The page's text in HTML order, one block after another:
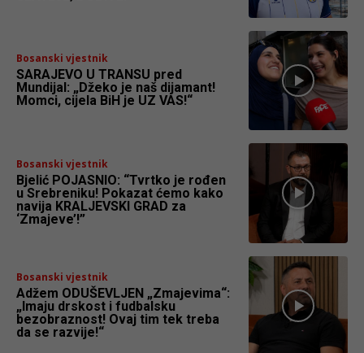
Bosanski vjestnik
SARAJEVO U TRANSU pred
Mundijal: „Džeko je naš dijamant!
Momci, cijela BiH je UZ VAS!“
Bosanski vjestnik
Bjelić POJASNIO: “Tvrtko je rođen
u Srebreniku! Pokazat ćemo kako
navija KRALJEVSKI GRAD za
‘Zmajeve’!”
Bosanski vjestnik
Adžem ODUŠEVLJEN „Zmajevima“:
„Imaju drskost i fudbalsku
bezobraznost! Ovaj tim tek treba
da se razvije!“